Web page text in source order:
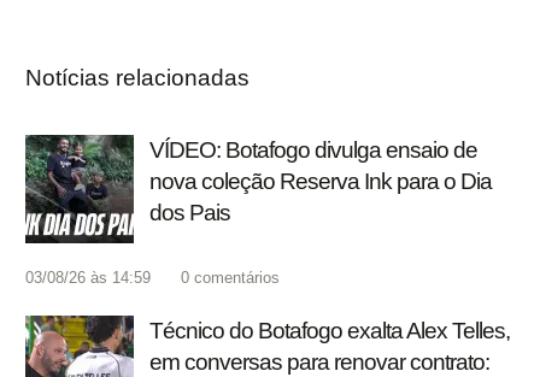
Notícias relacionadas
VÍDEO: Botafogo divulga ensaio de
nova coleção Reserva Ink para o Dia
dos Pais
03/08/26 às 14:59 0 comentários
Técnico do Botafogo exalta Alex Telles,
em conversas para renovar contrato: